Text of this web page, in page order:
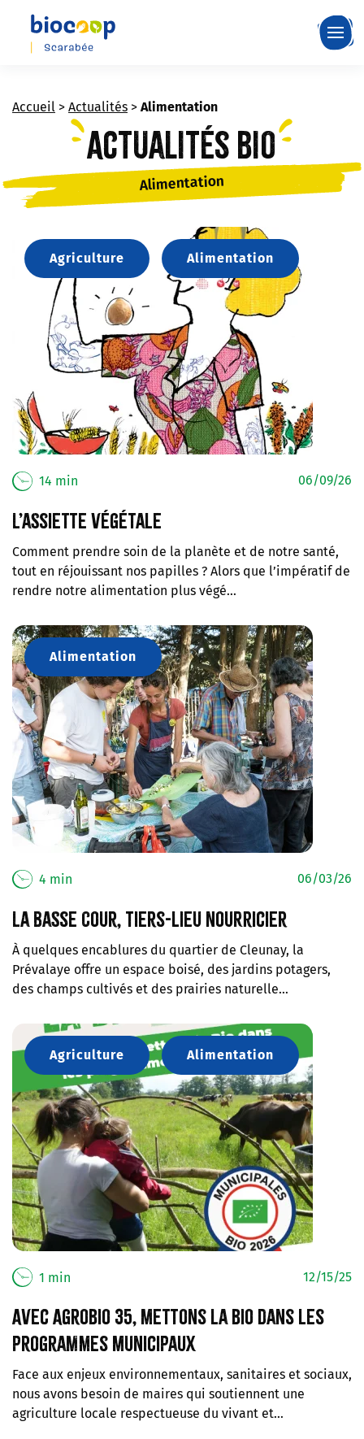
Skip
content
Accueil > Actualités > Alimentation
Actualités bio
Alimentation
Agriculture Alimentation
14 min 06/09/26
L’assiette végétale
Comment prendre soin de la planète et de notre santé,
tout en réjouissant nos papilles ? Alors que l’impératif de
rendre notre alimentation plus végé…
Alimentation
4 min 06/03/26
La Basse Cour, tiers-lieu nourricier
À quelques encablures du quartier de Cleunay, la
Prévalaye offre un espace boisé, des jardins potagers,
des champs cultivés et des prairies naturelle…
Agriculture Alimentation
1 min 12/15/25
Avec Agrobio 35, mettons la bio dans les
programmes municipaux
Face aux enjeux environnementaux, sanitaires et sociaux,
nous avons besoin de maires qui soutiennent une
agriculture locale respectueuse du vivant et…